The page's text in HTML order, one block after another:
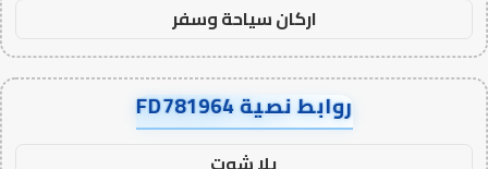
اركان سياحة وسفر
روابط نصية FD781964